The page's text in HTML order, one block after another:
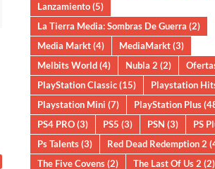
Lanzamiento(5)
La Tierra Media: Sombras De Guerra (2)
Media Markt(4) MediaMarkt(3)
Melbits World(4) Nubla 2 (2)
PlayStation Classic(15) Playstation
Playstation Mini (7) PlayStation Plus
PS4 PRO(3) PS5 (3) PSN (3) PS
Ps Talents(3) Red Dead Redemption 2
The Five Covens(2) The Last Of Us 2 (2)